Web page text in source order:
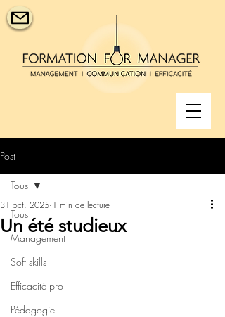
Post
Tous
Management
Soft skills
Efficacité pro
Pédagogie
Tous
Un été studieux
31 oct. 2025 1 min de lecture